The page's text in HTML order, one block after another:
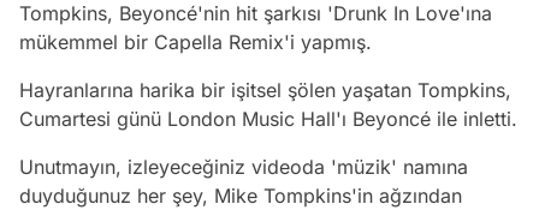
Tompkins, Beyoncé'nin hit şarkısı 'Drunk In Love'ına
mükemmel bir Capella Remix'i yapmış.
Hayranlarına harika bir işitsel şölen yaşatan Tompkins,
Cumartesi günü London Music Hall'ı Beyoncé ile inletti.
Unutmayın, izleyeceğiniz videoda 'müzik' namına
duyduğunuz her şey, Mike Tompkins'in ağzından